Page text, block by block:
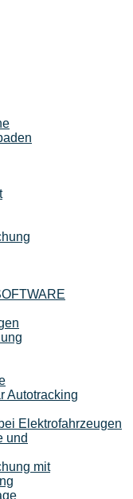
Autotracking​
Elektrofahrzeugen
und
mit